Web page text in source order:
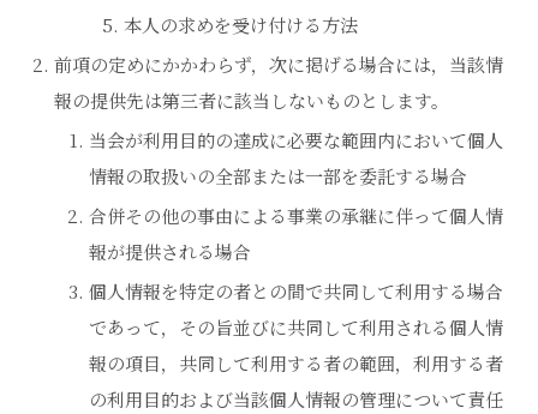
本人の求めを受け付ける方法
前項の定めにかかわらず，次に掲げる場合には，当該情
報の提供先は第三者に該当しないものとします。
当会が利用目的の達成に必要な範囲内において個人
情報の取扱いの全部または一部を委託する場合
合併その他の事由による事業の承継に伴って個人情
報が提供される場合
個人情報を特定の者との間で共同して利用する場合
であって，その旨並びに共同して利用される個人情
報の項目，共同して利用する者の範囲，利用する者
の利用目的および当該個人情報の管理について責任